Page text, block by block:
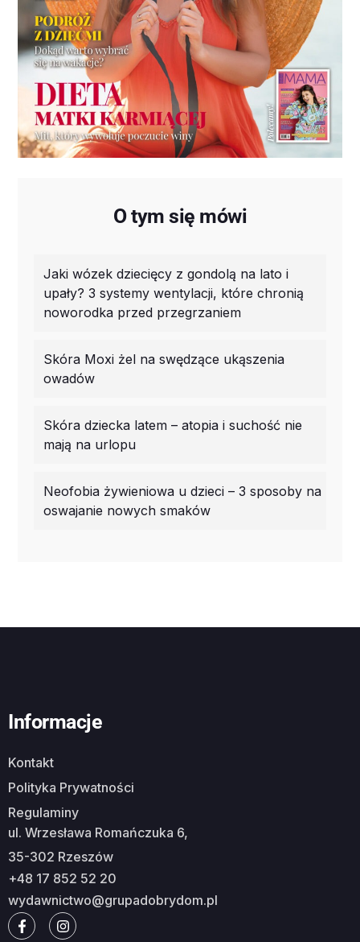
O tym się mówi
Jaki wózek dziecięcy z gondolą na lato i
upały? 3 systemy wentylacji, które chronią
noworodka przed przegrzaniem
Skóra Moxi żel na swędzące ukąszenia
owadów
Skóra dziecka latem – atopia i suchość nie
mają na urlopu
Neofobia żywieniowa u dzieci – 3 sposoby na
oswajanie nowych smaków
Informacje
Kontakt
Polityka Prywatności
Regulaminy
ul. Wrzesława Romańczuka 6,
35-302 Rzeszów
+48 17 852 52 20
wydawnictwo@grupadobrydom.pl